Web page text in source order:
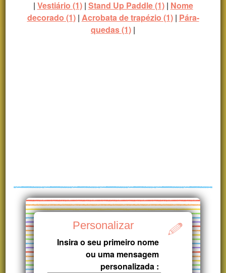
| Vestiário (1)| Stand Up Paddle (1)| Nome
decorado (1)| Acrobata de trapézio (1)| Pára-
quedas (1) |
Personalizar
Insira o seu primeiro nome
ou uma mensagem
personalizada :